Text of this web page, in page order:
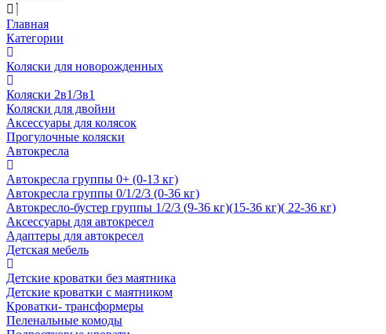
Главная
Категории
Коляски для новорожденных
Коляски 2в1/3в1
Коляски для двойни
Аксессуары для колясок
Прогулочные коляски
Автокресла
Автокресла группы 0+ (0-13 кг)
Автокресла группы 0/1/2/3 (0-36 кг)
Автокресло-бустер группы 1/2/3 (9-36 кг)(15-36 кг)( 22-36 кг)
Аксессуары для автокресел
Адаптеры для автокресел
Детская мебель
Детские кроватки без маятника
Детские кроватки с маятником
Кроватки- трансформеры
Пеленальные комоды